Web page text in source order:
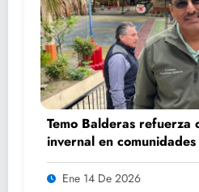
Temo Balderas refuerza
invernal en
Ene 14 De 2026